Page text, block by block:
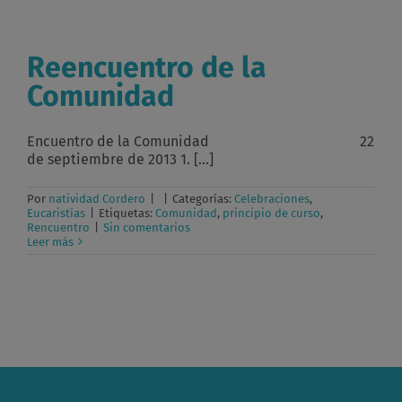
Reencuentro de la
Comunidad
Encuentro de la Comunidad 22
de septiembre de 2013 1. [...]
Por natividad Cordero Categorías: Celebraciones,
Eucaristías
Etiquetas: Comunidad, principio de curso,
Rencuentro
Sin comentarios
Leer más